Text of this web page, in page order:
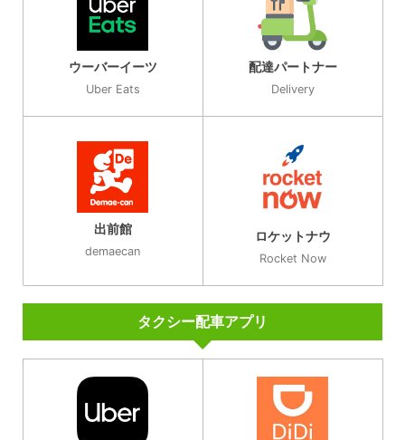
ウーバーイーツ
Uber Eats
配達パートナー
Delivery
出前館
demaecan
ロケットナウ
Rocket Now
タクシー配車アプリ